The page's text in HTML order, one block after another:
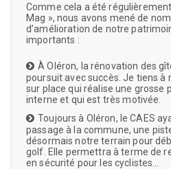
Comme cela a été
Mag », nous avons mené de
d’amélioration de notre
importants :
À Oléron, la rénovation des
poursuit avec succès. Je tiens à
sur place qui réalise une grosse
interne et qui est très motivée.
Toujours à Oléron, le CAES
passage à la commune, une
désormais notre terrain pour
golf. Elle permettra à terme de
en sécurité pour les cyclistes…